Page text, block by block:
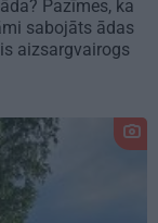
Pazīmes, ka
sabojāts ādas
aizsargvairogs